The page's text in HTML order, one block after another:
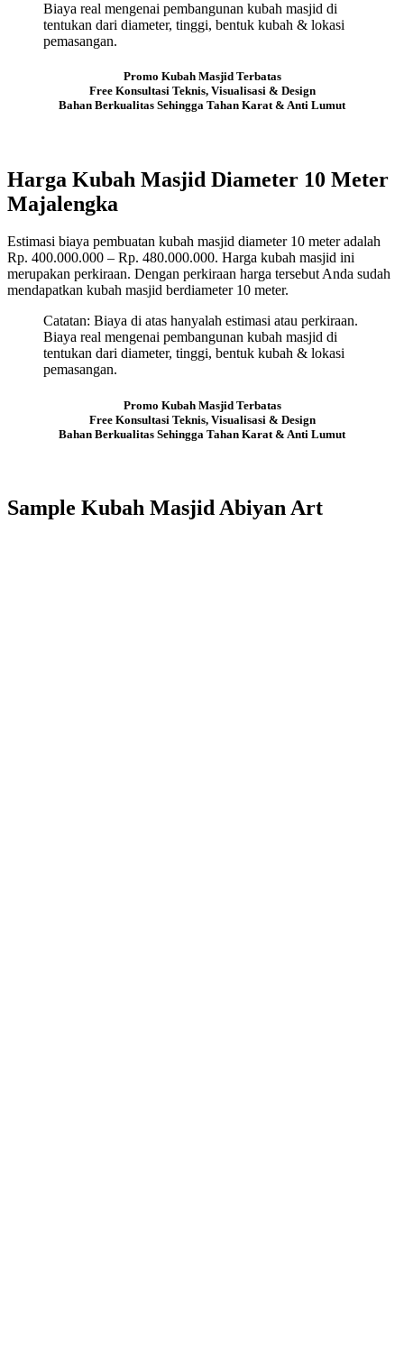
Biaya real mengenai pembangunan kubah masjid di
tentukan dari diameter, tinggi, bentuk kubah & lokasi
pemasangan.
Promo Kubah Masjid Terbatas
Free Konsultasi Teknis, Visualisasi & Design
Bahan Berkualitas Sehingga Tahan Karat & Anti Lumut
Harga Kubah Masjid Diameter 10 Meter
Majalengka
Estimasi biaya pembuatan kubah masjid diameter 10 meter adalah
Rp. 400.000.000 – Rp. 480.000.000. Harga kubah masjid ini
merupakan perkiraan. Dengan perkiraan harga tersebut Anda sudah
mendapatkan kubah masjid berdiameter 10 meter.
Catatan: Biaya di atas hanyalah estimasi atau perkiraan.
Biaya real mengenai pembangunan kubah masjid di
tentukan dari diameter, tinggi, bentuk kubah & lokasi
pemasangan.
Promo Kubah Masjid Terbatas
Free Konsultasi Teknis, Visualisasi & Design
Bahan Berkualitas Sehingga Tahan Karat & Anti Lumut
Sample Kubah Masjid Abiyan Art